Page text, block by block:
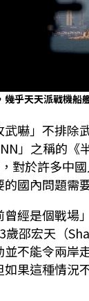
乎天天派戰機船
嚇」不排除
」之稱的《
，對於許多中
國內問題需
曾經是個戰場
歲邵宏天（
不能令兩岸
果這種情況